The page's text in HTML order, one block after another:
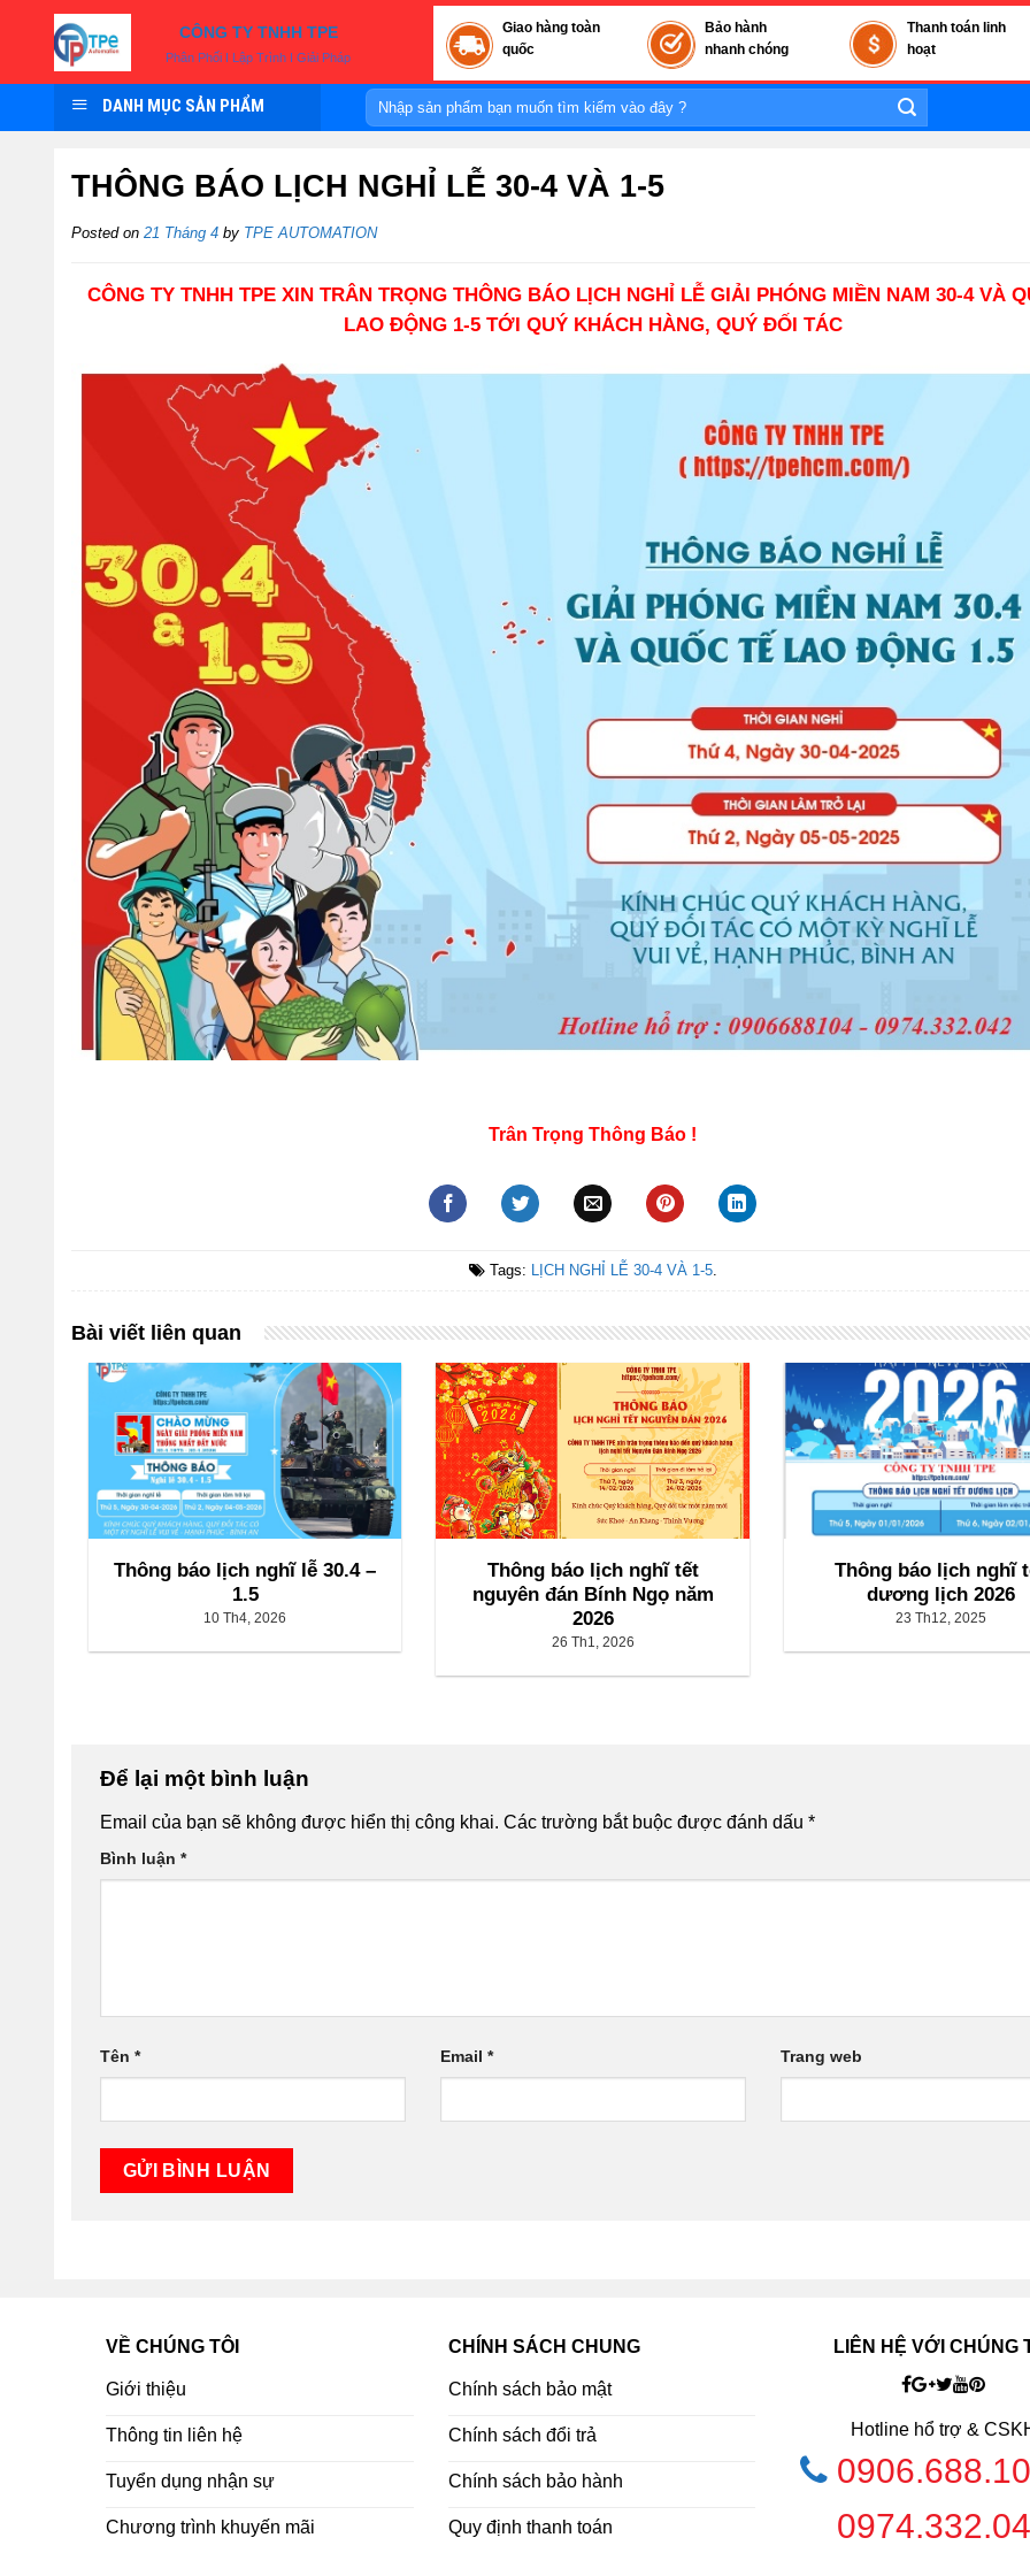
content
CÔNG TY TNHH TPE
Phân Phối I Lập Trình I Giải Pháp
Giao hàng toàn
quốc
Bảo hành
nhanh chóng
Thanh toán linh
hoạt
DANH MỤC SẢN PHẨM
Tìm
kiếm:
THÔNG BÁO LỊCH NGHỈ LỄ 30-4 VÀ 1-5
Posted on 21 Tháng 4 by TPE AUTOMATION
CÔNG TY TNHH TPE XIN TRÂN TRỌNG THÔNG BÁO LỊCH NGHỈ LỄ GIẢI PHÓNG MIỀN NAM 30-4 VÀ
LAO ĐỘNG 1-5 TỚI QUÝ KHÁCH HÀNG, QUÝ ĐỐI TÁC
Trân Trọng Thông Báo !
Tags: LỊCH NGHỈ LỄ 30-4 VÀ 1-5.
Bài viết liên quan
Thông báo lịch nghĩ lễ 30.4 –
1.5
10 Th4, 2026
Thông báo lịch nghĩ tết
nguyên đán Bính Ngọ năm
2026
26 Th1, 2026
Thông báo lịch nghĩ
dương lịch 2026
23 Th12, 2025
Để lại một bình luận
Email của bạn sẽ không được hiển thị công khai. Các trường bắt buộc được đánh dấu *
Bình luận *
Tên * Email * Trang web
VỀ CHÚNG TÔI
Giới thiệu
Thông tin liên hệ
Tuyển dụng nhận sự
Chương trình khuyến mãi
CHÍNH SÁCH CHUNG
Chính sách bảo mật
Chính sách đổi trả
Chính sách bảo hành
Quy định thanh toán
LIÊN HỆ VỚI CHÚNG
Hotline hổ trợ &